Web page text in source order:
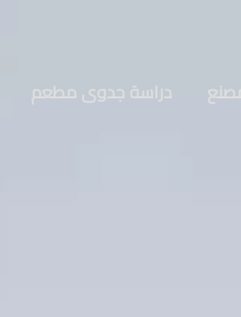
دراسة جدوى مطعم